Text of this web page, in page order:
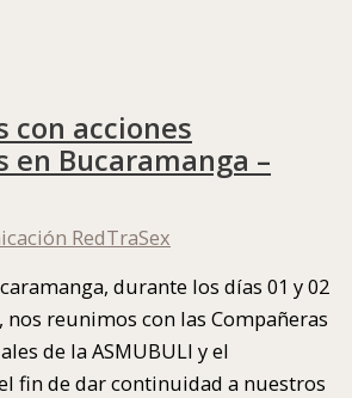
con acciones
Bucaramanga –
RedTraSex
durante los días 01 y 02
nos reunimos con las Compañeras
de la ASMUBULI y el
el fin de dar continuidad a nuestros